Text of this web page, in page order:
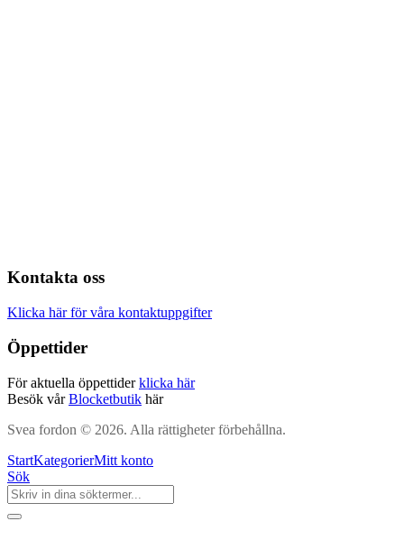
Kontakta oss
Klicka här för våra kontaktuppgifter
Öppettider
För aktuella öppettiderklicka här
Besök vårBlocketbutik här
Svea fordon © 2026. Alla rättigheter förbehållna.
StartKategorierMitt konto
Sök